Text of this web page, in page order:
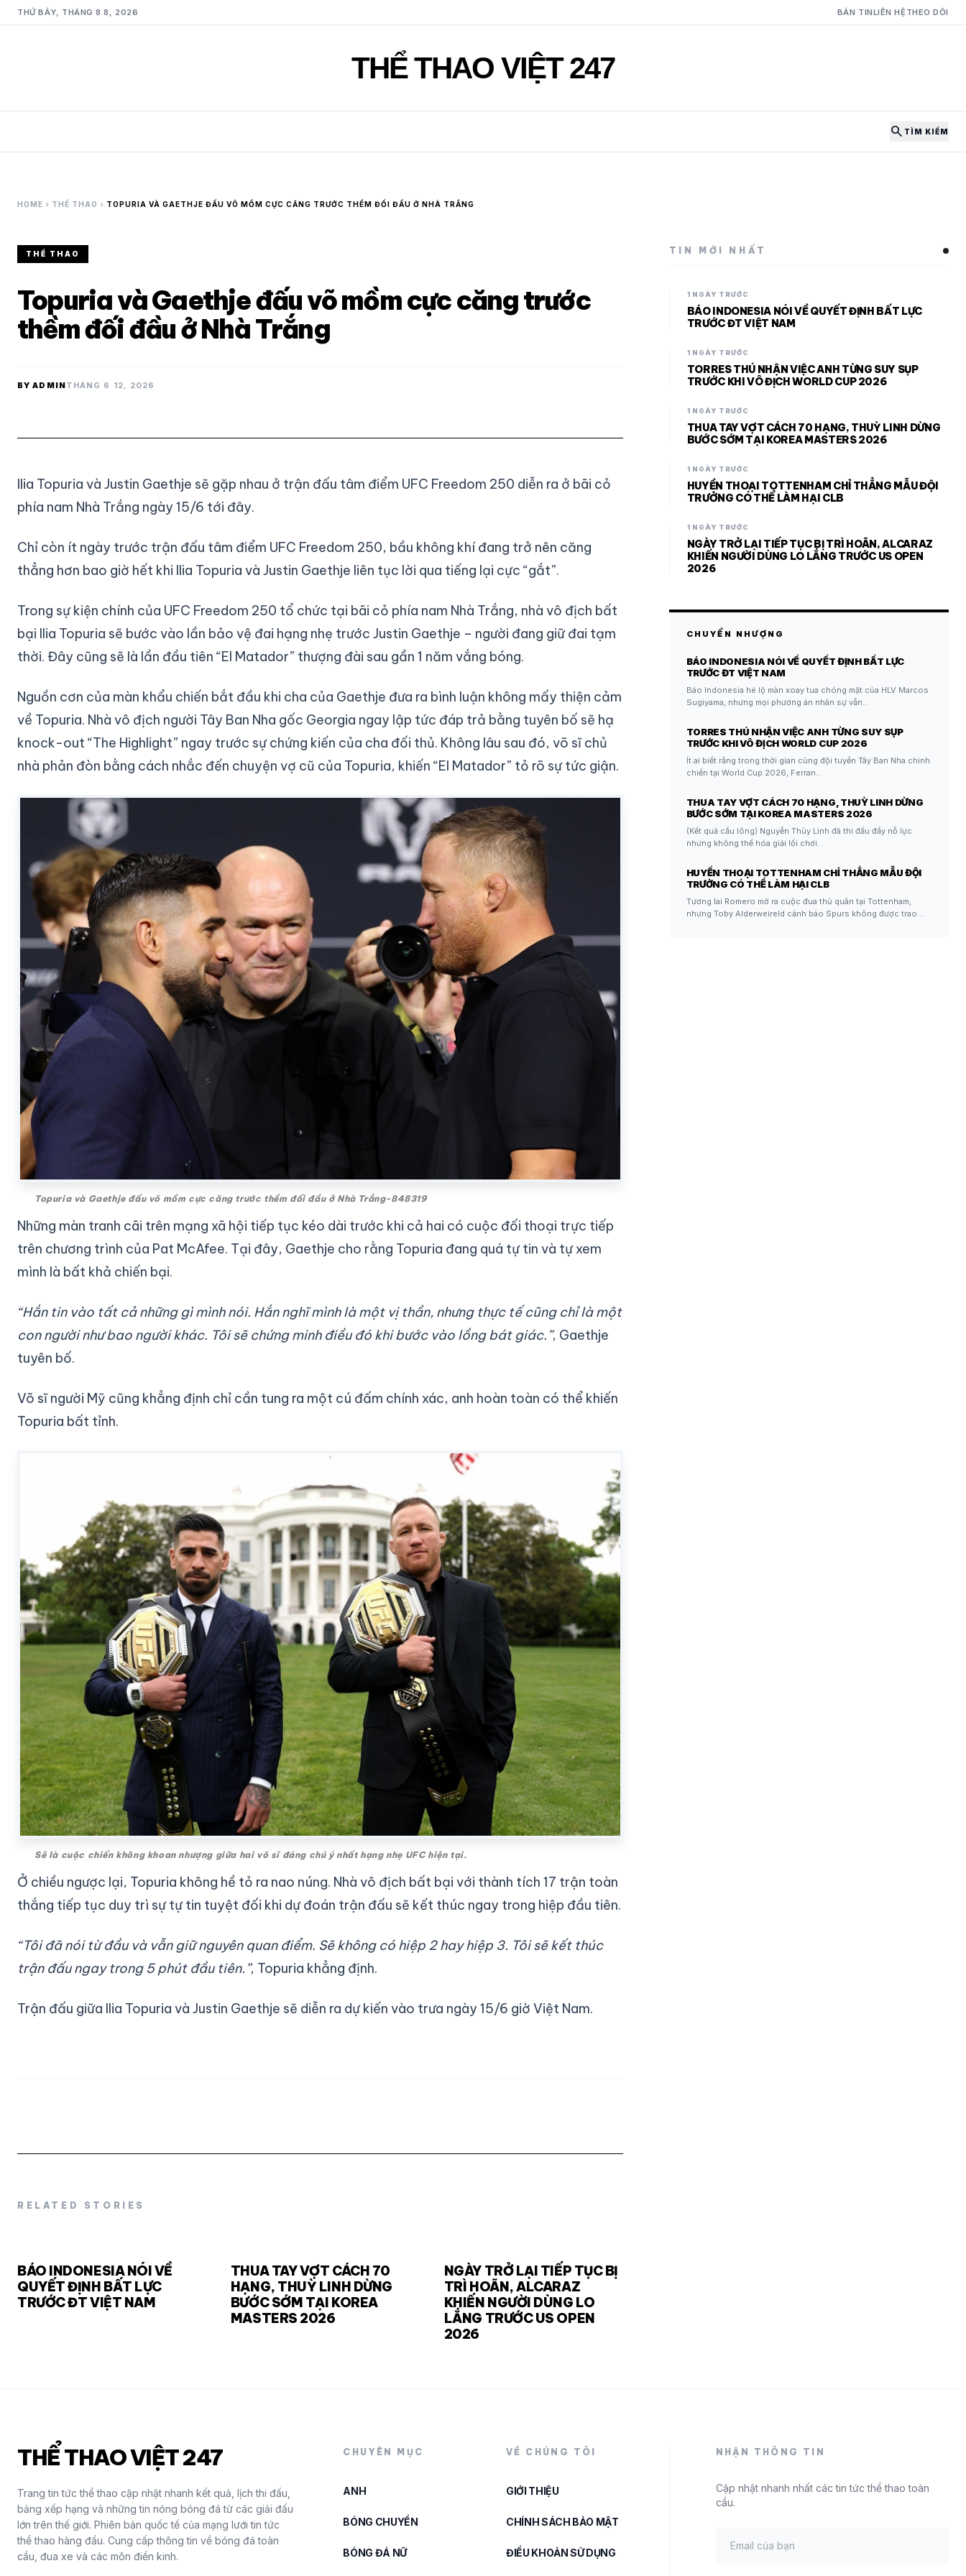
THỨ BẢY, THÁNG 8 8, 2026 BẢN TINLIÊN HỆ THEO DÕI
THỂ THAO VIỆT 247
search TÌM KIẾM
HOME chevron_right THỂ THAO chevron_right TOPURIA VÀ GAETHJE ĐẤU VÕ MỒM CỰC CĂNG TRƯỚC THỀM ĐỐI ĐẦU Ở NHÀ TRẮNG
THỂ THAO
Topuria và Gaethje đấu võ mồm cực căng trước
thềm đối đầu ở Nhà Trắng
BY ADMINTHÁNG 6 12, 2026
Ilia Topuria và Justin Gaethje sẽ gặp nhau ở trận đấu tâm điểm UFC Freedom 250 diễn ra ở bãi cỏ
phía nam Nhà Trắng ngày 15/6 tới đây.
Chỉ còn ít ngày trước trận đấu tâm điểm UFC Freedom 250, bầu không khí đang trở nên căng
thẳng hơn bao giờ hết khi Ilia Topuria và Justin Gaethje liên tục lời qua tiếng lại cực “gắt”.
Trong sự kiện chính của UFC Freedom 250 tổ chức tại bãi cỏ phía nam Nhà Trắng, nhà vô địch bất
bại Ilia Topuria sẽ bước vào lần bảo vệ đai hạng nhẹ trước Justin Gaethje – người đang giữ đai tạm
thời. Đây cũng sẽ là lần đầu tiên “El Matador” thượng đài sau gần 1 năm vắng bóng.
Nguồn cơn của màn khẩu chiến bắt đầu khi cha của Gaethje đưa ra bình luận không mấy thiện cảm
về Topuria. Nhà vô địch người Tây Ban Nha gốc Georgia ngay lập tức đáp trả bằng tuyên bố sẽ hạ
knock-out “The Highlight” ngay trước sự chứng kiến của cha đối thủ. Không lâu sau đó, võ sĩ chủ
nhà phản đòn bằng cách nhắc đến chuyện vợ cũ của Topuria, khiến “El Matador” tỏ rõ sự tức giận.
Topuria và Gaethje đấu võ mồm cực căng trước thềm đối đầu ở Nhà Trắng-848319
Những màn tranh cãi trên mạng xã hội tiếp tục kéo dài trước khi cả hai có cuộc đối thoại trực tiếp
trên chương trình của Pat McAfee. Tại đây, Gaethje cho rằng Topuria đang quá tự tin và tự xem
mình là bất khả chiến bại.
“Hắn tin vào tất cả những gì mình nói. Hắn nghĩ mình là một vị thần, nhưng thực tế cũng chỉ là một
con người như bao người khác. Tôi sẽ chứng minh điều đó khi bước vào lồng bát giác.”, Gaethje
tuyên bố.
Võ sĩ người Mỹ cũng khẳng định chỉ cần tung ra một cú đấm chính xác, anh hoàn toàn có thể khiến
Topuria bất tỉnh.
Sẽ là cuộc chiến không khoan nhượng giữa hai võ sĩ đáng chú ý nhất hạng nhẹ UFC hiện tại.
Ở chiều ngược lại, Topuria không hề tỏ ra nao núng. Nhà vô địch bất bại với thành tích 17 trận toàn
thắng tiếp tục duy trì sự tự tin tuyệt đối khi dự đoán trận đấu sẽ kết thúc ngay trong hiệp đầu tiên.
“Tôi đã nói từ đầu và vẫn giữ nguyên quan điểm. Sẽ không có hiệp 2 hay hiệp 3. Tôi sẽ kết thúc
trận đấu ngay trong 5 phút đầu tiên.”, Topuria khẳng định.
Trận đấu giữa Ilia Topuria và Justin Gaethje sẽ diễn ra dự kiến vào trưa ngày 15/6 giờ Việt Nam.
RELATED STORIES
BÁO INDONESIA NÓI VỀ
QUYẾT ĐỊNH BẤT LỰC
TRƯỚC ĐT VIỆT NAM
THUA TAY VỢT CÁCH 70
HẠNG, THUỲ LINH DỪNG
BƯỚC SỚM TẠI KOREA
MASTERS 2026
NGÀY TRỞ LẠI TIẾP TỤC BỊ
TRÌ HOÃN, ALCARAZ
KHIẾN NGƯỜI DÙNG LO
LẮNG TRƯỚC US OPEN
2026
TIN MỚI NHẤT
1 NGÀY TRƯỚC
BÁO INDONESIA NÓI VỀ QUYẾT ĐỊNH BẤT LỰC
TRƯỚC ĐT VIỆT NAM
1 NGÀY TRƯỚC
TORRES THÚ NHẬN VIỆC ANH TỪNG SUY SỤP
TRƯỚC KHI VÔ ĐỊCH WORLD CUP 2026
1 NGÀY TRƯỚC
THUA TAY VỢT CÁCH 70 HẠNG, THUỲ LINH DỪNG
BƯỚC SỚM TẠI KOREA MASTERS 2026
1 NGÀY TRƯỚC
HUYỀN THOẠI TOTTENHAM CHỈ THẲNG MẪU ĐỘI
TRƯỞNG CÓ THỂ LÀM HẠI CLB
1 NGÀY TRƯỚC
NGÀY TRỞ LẠI TIẾP TỤC BỊ TRÌ HOÃN, ALCARAZ
KHIẾN NGƯỜI DÙNG LO LẮNG TRƯỚC US OPEN
2026
CHUYỂN NHƯỢNG
BÁO INDONESIA NÓI VỀ QUYẾT ĐỊNH BẤT LỰC
TRƯỚC ĐT VIỆT NAM
Báo Indonesia hé lộ màn xoay tua chóng mặt của HLV Marcos
Sugiyama, nhưng mọi phương án nhân sự vẫn…
TORRES THÚ NHẬN VIỆC ANH TỪNG SUY SỤP
TRƯỚC KHI VÔ ĐỊCH WORLD CUP 2026
Ít ai biết rằng trong thời gian cùng đội tuyển Tây Ban Nha chinh
chiến tại World Cup 2026, Ferran…
THUA TAY VỢT CÁCH 70 HẠNG, THUỲ LINH DỪNG
BƯỚC SỚM TẠI KOREA MASTERS 2026
(Kết quả cầu lông) Nguyễn Thùy Linh đã thi đấu đầy nỗ lực
nhưng không thể hóa giải lối chơi…
HUYỀN THOẠI TOTTENHAM CHỈ THẲNG MẪU ĐỘI
TRƯỞNG CÓ THỂ LÀM HẠI CLB
Tương lai Romero mở ra cuộc đua thủ quân tại Tottenham,
nhưng Toby Alderweireld cảnh báo Spurs không được trao…
THỂ THAO VIỆT 247
Trang tin tức thể thao cập nhật nhanh kết quả, lịch thi đấu,
bảng xếp hạng và những tin nóng bóng đá từ các giải đấu
lớn trên thế giới. Phiên bản quốc tế của mạng lưới tin tức
thể thao hàng đầu. Cung cấp thông tin về bóng đá toàn
cầu, đua xe và các môn điền kinh.
CHUYÊN MỤC
ANH
BÓNG CHUYỀN
BÓNG ĐÁ NỮ
VỀ CHÚNG TÔI
GIỚI THIỆU
CHÍNH SÁCH BẢO MẬT
ĐIỀU KHOẢN SỬ DỤNG
NHẬN THÔNG TIN
Cập nhật nhanh nhất các tin tức thể thao toàn
cầu.